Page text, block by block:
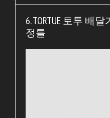
6. TORTUE 토투 배
정틀